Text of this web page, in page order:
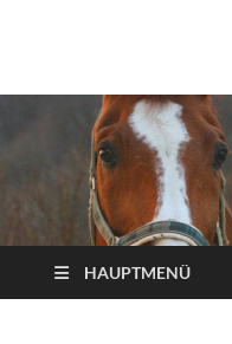
e.V.
Reitervereins Iserlohn!
HAUPTMENÜ